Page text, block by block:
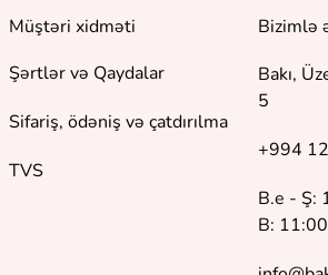
Müştəri xidməti
Şərtlər və Qaydalar
Sifariş, ödəniş və çatdırılma
TVS
Bizimlə
Bakı,
5
+994
B.e - Ş:
B: